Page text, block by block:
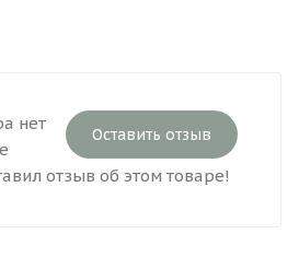
Оставить отзыв
нет
отзыв об этом товаре!